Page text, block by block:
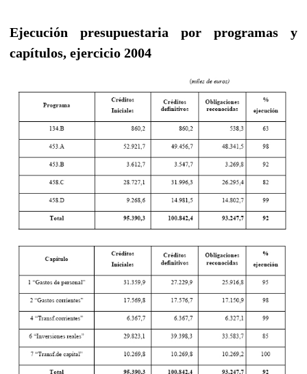
Ejecución presupuestaria por programas y
capítulos, ejercicio 2004